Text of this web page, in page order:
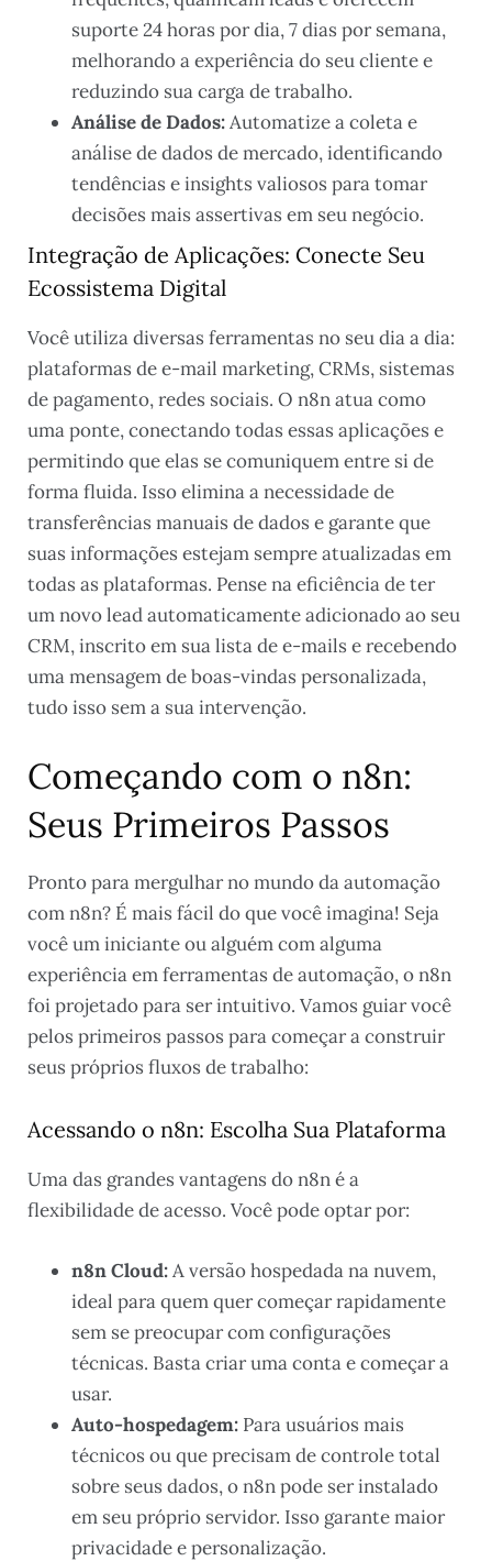
suporte 24 horas por dia, 7 dias por semana,
melhorando a experiência do seu cliente e
reduzindo sua carga de trabalho.
Análise de Dados:Automatize a coleta e
análise de dados de mercado, identificando
tendências e insights valiosos para tomar
decisões mais assertivas em seu negócio.
Integração de Aplicações: Conecte Seu
Ecossistema Digital
Você utiliza diversas ferramentas no seu dia a dia:
plataformas de e-mail marketing, CRMs, sistemas
de pagamento, redes sociais. O n8n atua como
uma ponte, conectando todas essas aplicações e
permitindo que elas se comuniquem entre si de
forma fluida. Isso elimina a necessidade de
transferências manuais de dados e garante que
suas informações estejam sempre atualizadas em
todas as plataformas. Pense na eficiência de ter
um novo lead automaticamente adicionado ao seu
CRM, inscrito em sua lista de e-mails e recebendo
uma mensagem de boas-vindas personalizada,
tudo isso sem a sua intervenção.
Começando com o n8n:
Seus Primeiros Passos
Pronto para mergulhar no mundo da automação
com n8n? É mais fácil do que você imagina! Seja
você um iniciante ou alguém com alguma
experiência em ferramentas de automação, o n8n
foi projetado para ser intuitivo. Vamos guiar você
pelos primeiros passos para começar a construir
seus próprios fluxos de trabalho:
Acessando o n8n: Escolha Sua Plataforma
Uma das grandes vantagens do n8n é a
flexibilidade de acesso. Você pode optar por:
n8n Cloud:A versão hospedada na nuvem,
ideal para quem quer começar rapidamente
sem se preocupar com configurações
técnicas. Basta criar uma conta e começar a
usar.
Auto-hospedagem: Para usuários mais
técnicos ou que precisam de controle total
sobre seus dados, o n8n pode ser instalado
em seu próprio servidor. Isso garante maior
privacidade e personalização.